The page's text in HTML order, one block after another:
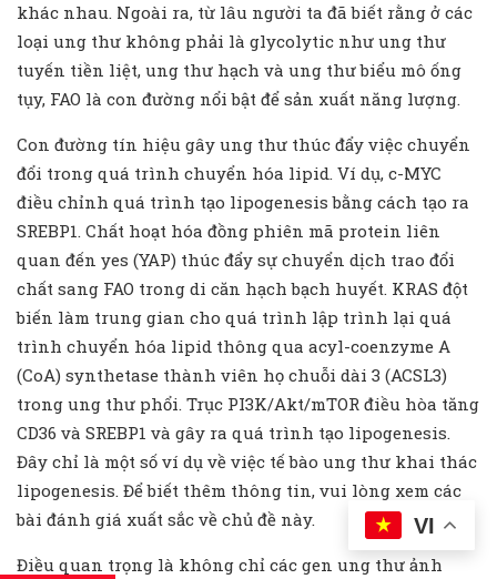
khác nhau. Ngoài ra, từ lâu người ta đã biết rằng ở các
loại ung thư không phải là glycolytic như ung thư
tuyến tiền liệt, ung thư hạch và ung thư biểu mô ống
tụy, FAO là con đường nổi bật để sản xuất năng lượng.
Con đường tín hiệu gây ung thư thúc đẩy việc chuyển
đổi trong quá trình chuyển hóa lipid. Ví dụ, c-MYC
điều chỉnh quá trình tạo lipogenesis bằng cách tạo ra
SREBP1. Chất hoạt hóa đồng phiên mã protein liên
quan đến yes (YAP) thúc đẩy sự chuyển dịch trao đổi
chất sang FAO trong di căn hạch bạch huyết. KRAS đột
biến làm trung gian cho quá trình lập trình lại quá
trình chuyển hóa lipid thông qua acyl-coenzyme A
(CoA) synthetase thành viên họ chuỗi dài 3 (ACSL3)
trong ung thư phổi. Trục PI3K/Akt/mTOR điều hòa tăng
CD36 và SREBP1 và gây ra quá trình tạo lipogenesis.
Đây chỉ là một số ví dụ về việc tế bào ung thư khai thác
lipogenesis. Để biết thêm thông tin, vui lòng xem các
bài đánh giá xuất sắc về chủ đề này.
Điều quan trọng là không chỉ các gen ung thư ảnh
VI